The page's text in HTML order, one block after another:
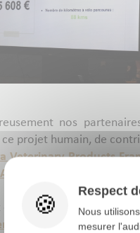
nos
projet humain, de
Veterinary Products
France
de ces
Vicaud Héléne
Respect
Nous
mesurer